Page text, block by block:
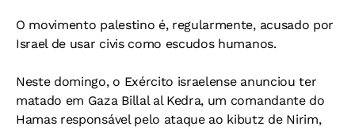
O movimento palestino é, regularmente, acusado por
Israel de usar civis como escudos humanos.
Neste domingo, o Exército israelense anunciou ter
matado em Gaza Billal al Kedra, um comandante do
Hamas responsável pelo ataque ao kibutz de Nirim,